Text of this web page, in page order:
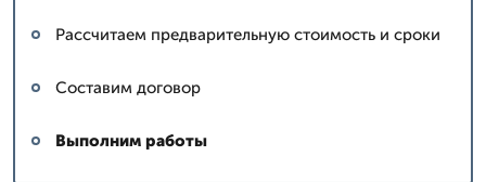
Рассчитаем предварительную стоимость и сроки
Составим договор
Выполним работы